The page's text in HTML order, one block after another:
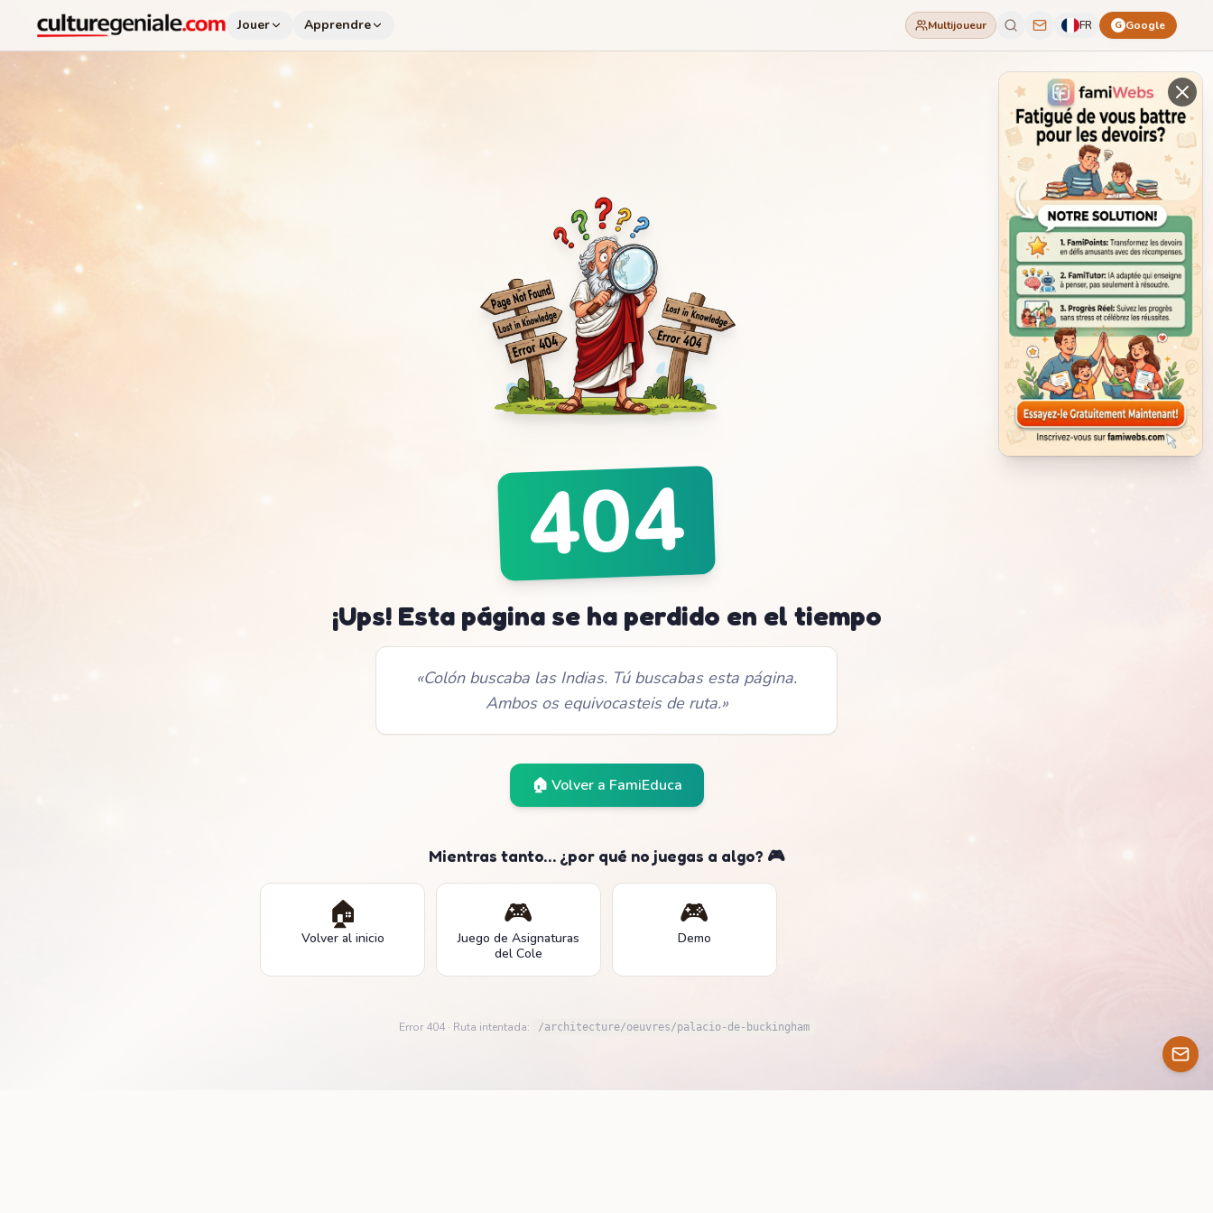
Jouer Apprendre Multijoueur FR G Google
404
¡Ups! Esta página se ha perdido en el tiempo
«Colón buscaba las Indias. Tú buscabas esta página.
Ambos os equivocasteis de ruta.»
🏠 Volver a FamiEduca
Mientras tanto… ¿por qué no juegas a algo? 🎮
🏠
Volver al inicio
🎮
Juego de Asignaturas
del Cole
🎮
Demo
Error 404 · Ruta intentada: /architecture/oeuvres/palacio-de-buckingham